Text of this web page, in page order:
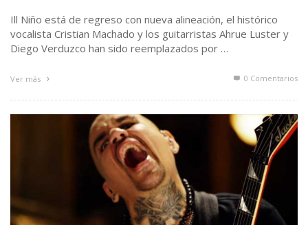
Ill Niño está de regreso con nueva alineación, el histórico
vocalista Cristian Machado y los guitarristas Ahrue Luster y
Diego Verduzco han sido reemplazados por …
Ver más 0 Comentarios